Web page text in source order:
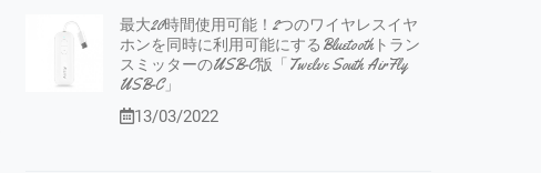
最大20時間使用可能！2つのワイヤレスイヤ
ホンを同時に利用可能にするBluetoothトラン
スミッターのUSB-C版「Twelve South AirFly
USB-C」
13/03/2022